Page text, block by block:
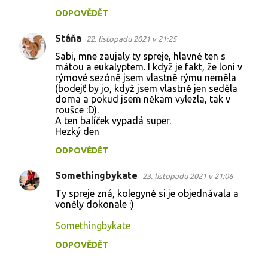
ODPOVĚDĚT
Stáňa 22. listopadu 2021 v 21:25
Sabi, mne zaujaly ty spreje, hlavně ten s
mátou a eukalyptem. I když je fakt, že loni v
rýmové sezóně jsem vlastně rýmu neměla
(bodejť by jo, když jsem vlastně jen seděla
doma a pokud jsem někam vylezla, tak v
roušce :D).
A ten balíček vypadá super.
Hezký den
ODPOVĚDĚT
Somethingbykate 23. listopadu 2021 v 21:06
Ty spreje zná, kolegyně si je objednávala a
voněly dokonale :)
Somethingbykate
ODPOVĚDĚT